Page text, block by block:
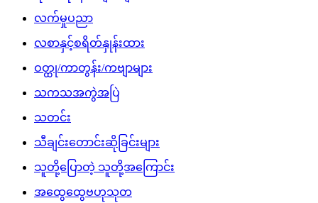
လက်မှုပညာ
လစာနှင့်စရိတ်နှုန်းထား
ဝတ္ထု/ကာတွန်း/ကဗျာများ
သကသအကွဲအပြဲ
သတင်း
သီချင်းတောင်းဆိုခြင်းများ
သူတို့ပြောတဲ့ သူတို့အကြောင်း
အထွေထွေဗဟုသုတ